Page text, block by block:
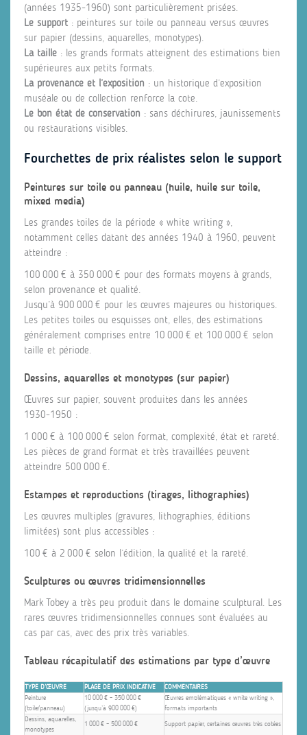
(années 1935‑1960) sont particulièrement prisées.
Le support : peintures sur toile ou panneau versus œuvres
sur papier (dessins, aquarelles, monotypes).
La taille : les grands formats atteignent des estimations bien
supérieures aux petits formats.
La provenance et l’exposition : un historique d’exposition
muséale ou de collection renforce la cote.
Le bon état de conservation : sans déchirures, jaunissements
ou restaurations visibles.
Fourchettes de prix réalistes selon le support
Peintures sur toile ou panneau (huile, huile sur toile,
mixed media)
Les grandes toiles de la période « white writing »,
notamment celles datant des années 1940 à 1960, peuvent
atteindre :
100 000 € à 350 000 € pour des formats moyens à grands,
selon provenance et qualité.
Jusqu’à 900 000 € pour les œuvres majeures ou historiques.
Les petites toiles ou esquisses ont, elles, des estimations
généralement comprises entre 10 000 € et 100 000 € selon
taille et période.
Dessins, aquarelles et monotypes (sur papier)
Œuvres sur papier, souvent produites dans les années
1930‑1950 :
1 000 € à 100 000 € selon format, complexité, état et rareté.
Les pièces de grand format et très travaillées peuvent
atteindre 500 000 €.
Estampes et reproductions (tirages, lithographies)
Les œuvres multiples (gravures, lithographies, éditions
limitées) sont plus accessibles :
100 € à 2 000 € selon l’édition, la qualité et la rareté.
Sculptures ou œuvres tridimensionnelles
Mark Tobey a très peu produit dans le domaine sculptural. Les
rares œuvres tridimensionnelles connues sont évaluées au
cas par cas, avec des prix très variables.
Tableau récapitulatif des estimations par type d’œuvre
TYPE D’ŒUVRE PLAGE DE PRIX INDICATIVE
COMMENTAIRES
Peinture
(toile/panneau)
10 000 € – 350 000 €
(jusqu’à 900 000 €)
Œuvres emblématiques « white writing »,
formats importants
Dessins, aquarelles,
monotypes
1 000 € – 500 000 €
Support papier, certaines œuvres très cotées